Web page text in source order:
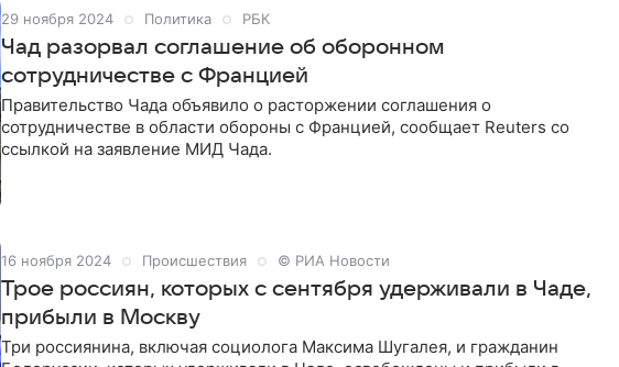
29 ноября 2024 Политика РБК
Чад разорвал соглашение об оборонном
сотрудничестве с Францией
Правительство Чада объявило о расторжении соглашения о
сотрудничестве в области обороны с Францией, сообщает Reuters со
ссылкой на заявление МИД Чада.
16 ноября 2024 Происшествия © РИА Новости
Трое россиян, которых с сентября удерживали в Чаде,
прибыли в Москву
Три россиянина, включая социолога Максима Шугалея, и гражданин